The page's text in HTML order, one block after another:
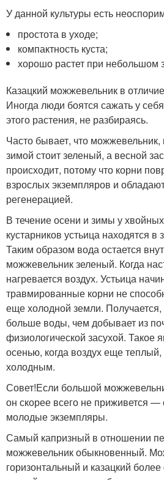
У данной культуры есть
простота в уходе;
компактность куста;
хорошо растет при небольшом
Казацкий можжевельник в
Иногда люди боятся сажать у
этого растения, не разбираясь.
Часто бывает, что
зимой стоит зеленый, а весной
происходит, потому что корни
взрослых экземпляров и
регенерацией.
В течение осени и зимы у
кустарников устьица находятся в
Таким образом вода остается
можжевельник зеленый. Когда
нагревается воздух. Устьица
травмированные корни не
еще холодной земли. Получается,
больше воды, чем добывает из
физиологической засухой. Такое
осенью, когда воздух еще теплый,
холодным.
Совет!Если большой
он скорее всего не приживется —
молодые экземпляры.
Самый капризный в отношении
можжевельник обыкновенный.
горизонтальный и казацкий более